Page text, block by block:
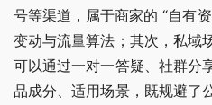
号等渠道，属于商家的 “自有
变动与流量算法；其次，私域
可以通过一对一答疑、社群分
品成分、适用场景，既规避了